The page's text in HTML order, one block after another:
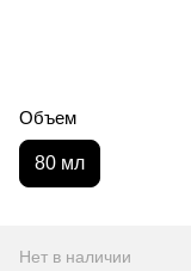
Объем
80 мл
Нет в наличии